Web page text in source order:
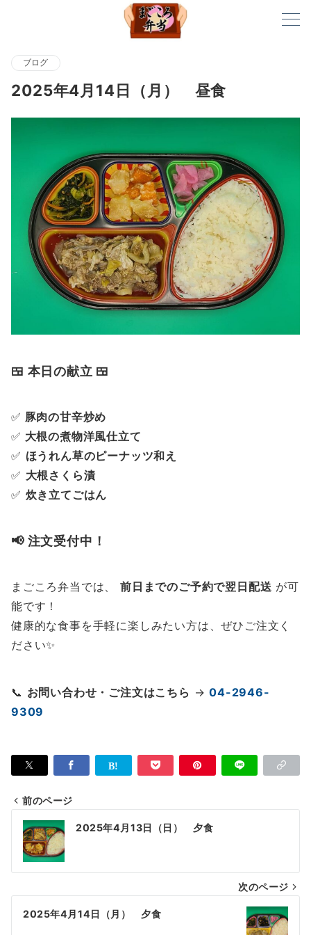
ブログ
2025年4月14日（月） 昼食
🍱 本日の献立 🍱
✅ 豚肉の甘辛炒め
✅ 大根の煮物洋風仕立て
✅ ほうれん草のピーナッツ和え
✅ 大根さくら漬
✅ 炊き立てごはん
📢 注文受付中！
まごころ弁当では、 前日までのご予約で翌日配送 が可
能です！
健康的な食事を手軽に楽しみたい方は、ぜひご注文く
ださい✨
📞 お問い合わせ・ご注文はこちら →04-2946-
9309
投
稿
ナ
ビ
ゲ
前のページ
2025年4月13日（日） 夕食
次のページ
2025年4月14日（月） 夕食